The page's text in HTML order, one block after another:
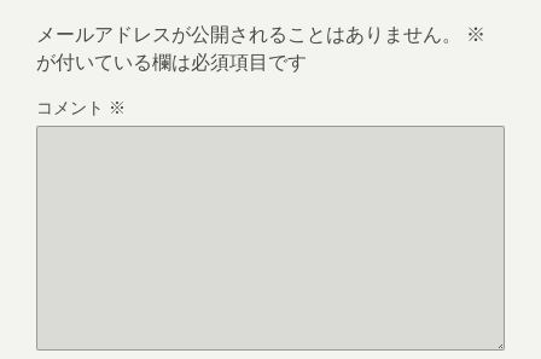
メールアドレスが公開されることはありません。
※
が付いている欄は必須項目です
コメント ※